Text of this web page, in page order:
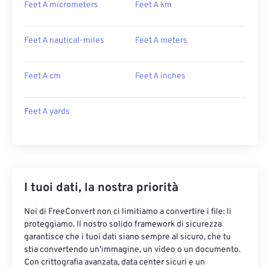
Feet A micrometers Feet A km
Feet A nautical-miles Feet A meters
Feet A cm Feet A inches
Feet A yards
I tuoi dati, la nostra priorità
Noi di FreeConvert non ci limitiamo a convertire i file: li
proteggiamo. Il nostro solido framework di sicurezza
garantisce che i tuoi dati siano sempre al sicuro, che tu
stia convertendo un'immagine, un video o un documento.
Con crittografia avanzata, data center sicuri e un